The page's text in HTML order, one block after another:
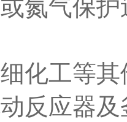
氮气保护
化工等
反应器